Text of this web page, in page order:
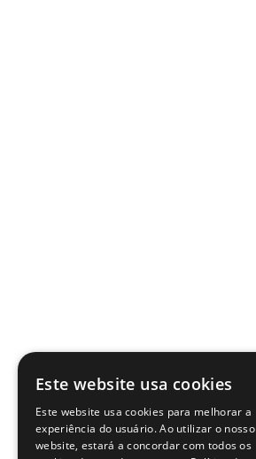
Este website usa cookies
Este website usa cookies para melhorar a
experiência do usuário. Ao utilizar o nosso
website, estará a concordar com todos os